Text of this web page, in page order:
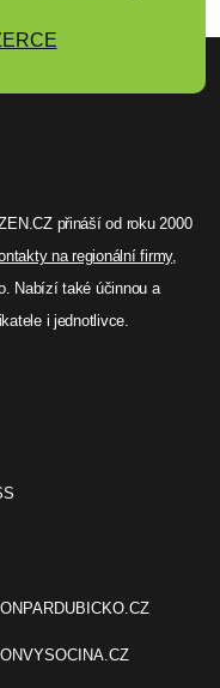
přináší od roku 2000
na regionální firmy,
Nabízí také účinnou a
i jednotlivce.